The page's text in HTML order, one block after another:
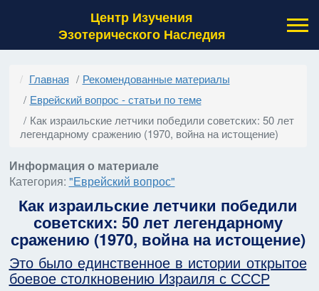
Центр Изучения
Эзотерического Наследия
Главная
Рекомендованные материалы
Еврейский вопрос - статьи по теме
Как израильские летчики победили советских: 50 лет
легендарному сражению (1970, война на истощение)
Информация о материале
Категория: "Еврейский вопрос"
Как израильские летчики победили
советских: 50 лет легендарному
сражению (1970, война на истощение)
Это было единственное в истории открытое
боевое столкновению Израиля с СССР